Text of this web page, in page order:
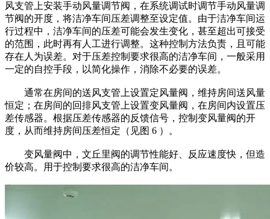
风支管上安装手动风量调节阀，在系统调试时调节手动风量调
节阀的开度，将洁净车间压差调整至设定值。由于洁净车间运
行过程中，洁净车间的压差可能会发生变化，甚至超出可接受
的范围，此时再有人工进行调整。这种控制方法负责，且可能
存在人为误差。对于压差控制要求很高的洁净车间，一般采用
一定的自控手段，以简化操作，消除不必要的误差。
通常在房间的送风支管上设置定风量阀，维持房间送风量
恒定；在房间的回排风支管上设置变风量阀，在房间内设置压
差传感器。根据压差传感器的反馈信号，控制变风量阀的开
度，从而维持房间压差恒定（见图 6 ）。
变风量阀中，文丘里阀的调节性能好、反应速度快，但造
价较高。用于控制要求很高的洁净车间。